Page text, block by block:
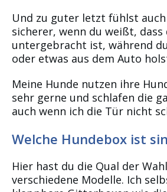
Und zu guter letzt fühlst
sicherer, wenn du weißt,
untergebracht ist, während
oder etwas aus dem Auto
Meine Hunde nutzen ihre
sehr gerne und schlafen die
auch wenn ich die Tür nicht
Welche Hundebox ist
Hier hast du die Qual der
verschiedene Modelle. Ich